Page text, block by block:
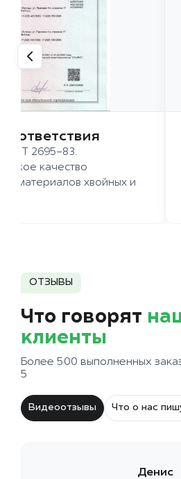
2695-83.
качество
хвойных и
ОТЗЫВЫ
Что говорят
клиенты
Более 500 выполненных
5
Видеоотзывы Что о нас
Денис